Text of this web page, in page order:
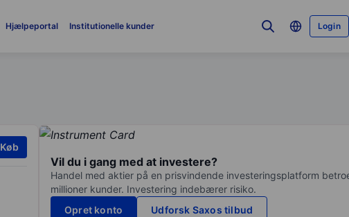
Hjælpeportal Institutionelle kunder Login
Køb
Vil du i gang med at investere?
Handel med aktier på en prisvindende investeringsplatform
millioner kunder. Investering indebærer risiko.
Opret konto
Udforsk Saxos tilbud